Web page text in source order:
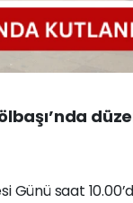
saat